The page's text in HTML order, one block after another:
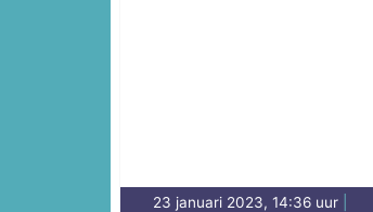
23 januari 2023, 14:36 uur